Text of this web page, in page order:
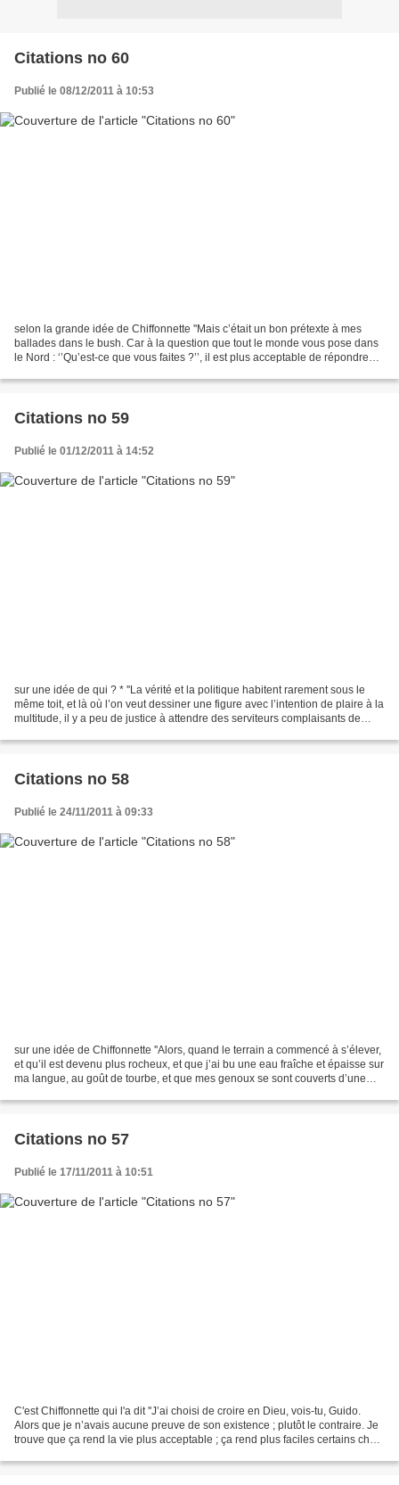
Citations no 60
Publié le 08/12/2011 à 10:53
selon la grande idée de Chiffonnette ''Mais c’était un bon prétexte à mes
ballades dans le bush. Car à la question que tout le monde vous pose dans
le Nord : ‘’Qu’est-ce que vous faites ?’’, il est plus acceptable de répondre
Citations no 59
Publié le 01/12/2011 à 14:52
sur une idée de qui ? * ''La vérité et la politique habitent rarement sous le
même toit, et là où l’on veut dessiner une figure avec l’intention de plaire à la
multitude, il y a peu de justice à attendre des serviteurs complaisants de
Citations no 58
Publié le 24/11/2011 à 09:33
sur une idée de Chiffonnette ''Alors, quand le terrain a commencé à s’élever,
et qu’il est devenu plus rocheux, et que j’ai bu une eau fraîche et épaisse sur
ma langue, au goût de tourbe, et que mes genoux se sont couverts d’une
Citations no 57
Publié le 17/11/2011 à 10:51
C'est Chiffonnette qui l'a dit ''J’ai choisi de croire en Dieu, vois-tu, Guido.
Alors que je n’avais aucune preuve de son existence ; plutôt le contraire. Je
trouve que ça rend la vie plus acceptable ; ça rend plus faciles certains choix